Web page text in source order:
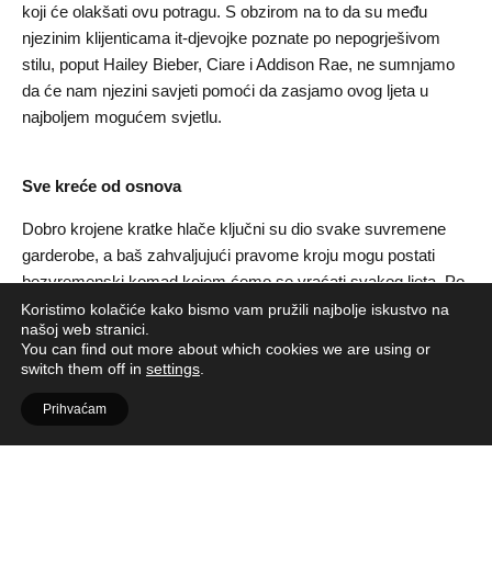
koji će olakšati ovu potragu. S obzirom na to da su među
njezinim klijenticama it-djevojke poznate po nepogrješivom
stilu, poput Hailey Bieber, Ciare i Addison Rae, ne sumnjamo
da će nam njezini savjeti pomoći da zasjamo ovog ljeta u
najboljem mogućem svjetlu.
Sve kreće od osnova
Dobro krojene kratke hlače ključni su dio svake suvremene
garderobe, a baš zahvaljujući pravome kroju mogu postati
bezvremenski komad kojem ćemo se vraćati svakog ljeta. Po
ljetnim vrućinama prirodna vlakna poput lana i pamuka su
neophodna, prvenstveno jer su prozračna i omogućavaju
našem tijelu da diše.
Koristimo kolačiće kako bismo vam pružili najbolje iskustvo na
našoj web stranici.
You can find out more about which cookies we are using or
switch them off in settings
Prihvaćam